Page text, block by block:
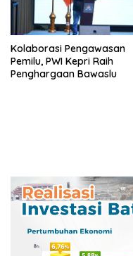
Kolaborasi Pengawasan
Pemilu, PWI Kepri Raih
Penghargaan Bawaslu